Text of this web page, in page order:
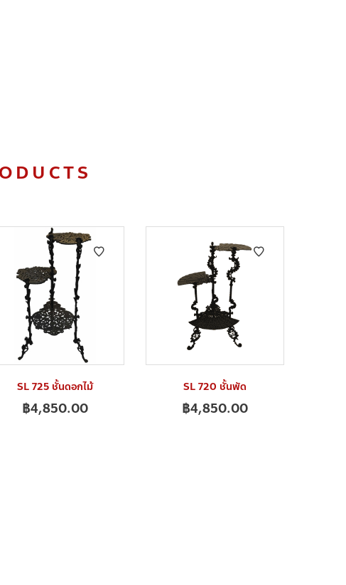
SL 725 ชั้นดอกไม้
฿4,850.00
SL 720 ชั้นพัด
฿4,850.00